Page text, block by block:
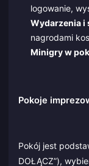
logowanie,
Wydarzenia i
nagrodami
Minigry w
Pokoje
Pokój jest
DOŁĄCZ”),